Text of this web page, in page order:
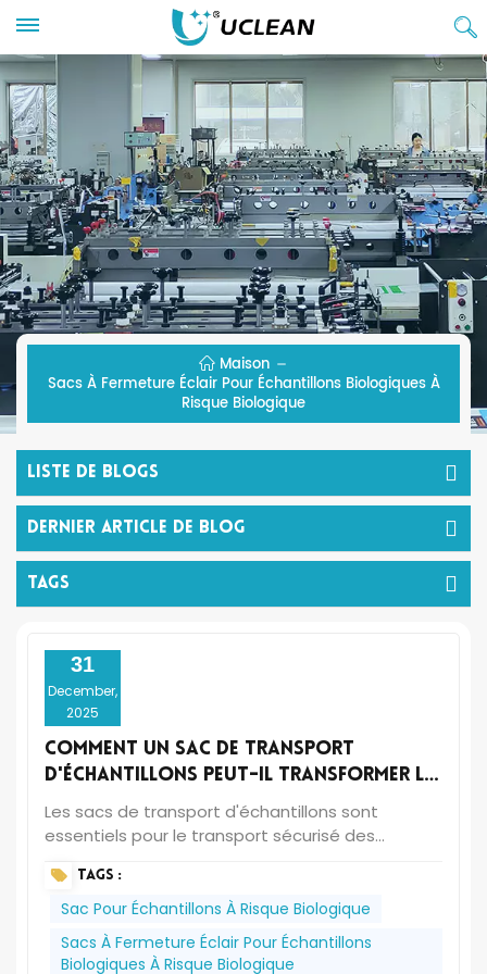
Maison
Sacs À Fermeture Éclair Pour Échantillons Biologiques À
Risque Biologique
Liste De Blogs
Dernier Article De Blog
TAGS
31
December,
2025
Comment un sac de transport
d'échantillons peut-il transformer le
flux de travail et la sécurité de votre
laboratoire&nbsp;?
Les sacs de transport d'échantillons sont
essentiels pour le transport sécurisé des
lieu de prélèvement au laboratoire. Ils
permettent de garantir que ces échantillons
restent intacts, non contaminés et clairement
étiquetés tout au long de leur parcours. C'est là
TAGS :
Sac Pour Échantillons À Risque Biologique
Sacs À Fermeture Éclair Pour Échantillons
Biologiques À Risque Biologique